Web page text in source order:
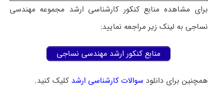
برای مشاهده منابع کنکور کارشناسی ارشد مجموعه مهندسی
نساجی به لینک زیر مراجعه نمایید:
منابع کنکور ارشد مهندسی نساجی
همچنین برای دانلود سوالات کارشناسی ارشد کلیک کنید.